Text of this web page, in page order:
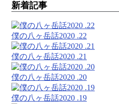
新着記事
僕の八ヶ岳話2020 .22
僕の八ヶ岳話2020 .21
僕の八ヶ岳話2020 .20
僕の八ヶ岳話2020 .19